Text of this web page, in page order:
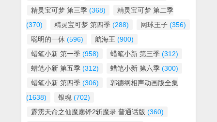
精灵宝可梦 第三季 (368)
精灵宝可梦 第二季
(370)
精灵宝可梦 第四季 (288) 网球王子 (356)
聪明的一休 (596) 航海王 (900)
蜡笔小新 第一季 (958) 蜡笔小新 第三季 (312)
蜡笔小新 第五季 (312) 蜡笔小新 第六季 (300)
蜡笔小新 第四季 (306)
郭德纲相声动画版全集
(1638)
银魂 (702)
霹雳天命之仙魔鏖锋2斩魔录 普通话版 (360)